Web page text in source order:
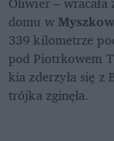
domu w
339 kilometrze
pod Piotrkowem
kia zderzyła się z
trójka zginęła.